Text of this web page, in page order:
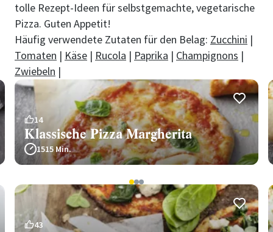
tolle Rezept-Ideen für selbstgemachte, vegetarische
Pizza. Guten Appetit!
Häufig verwendete Zutaten für den Belag: Zucchini |
Tomaten | Käse | Rucola | Paprika | Champignons |
Zwiebeln |
14
Klassische Pizza Margherita
1515 Min.
123
43